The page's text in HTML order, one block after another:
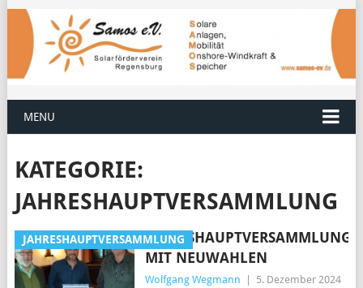
MENU
KATEGORIE:
JAHRESHAUPTVERSAMMLUNG
JAHRESHAUPTVERSAMMLUNGJAHRESHAUPTVERSAMMLUNG
MIT NEUWAHLEN
Wolfgang Wegmann 5. Dezember 2024